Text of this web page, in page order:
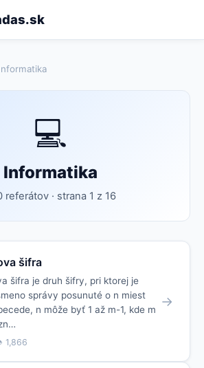
💻
Informatika
referátov · strana 1 z 16
šifra
šifra je druh šifry, pri ktorej je
správy posunuté o n miest
n môže byť 1 až m-1, kde m
1,866
→